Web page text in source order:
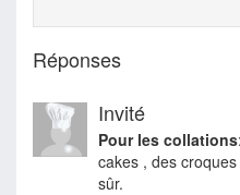
Réponses
Invité
Pour les collations
cakes , des
sûr.